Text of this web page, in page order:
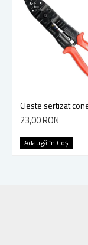
23,00 RON
Adaugă în Coş